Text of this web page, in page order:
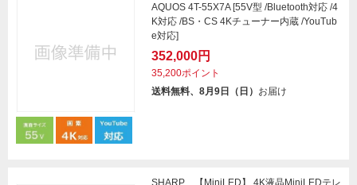
AQUOS 4T-55X7A [55V型 /Bluetooth対応 /4
K対応 /BS・CS 4Kチューナー内蔵 /YouTub
e対応]
352,000円
35,200ポイント
送料無料、8月9日（日） お届け
SHARP 【MiniLED】 4K液晶MiniLEDテレ